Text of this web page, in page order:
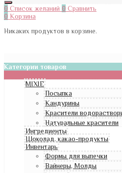
0 Список желаний 0 Сравнить
0 Корзина
Никаких продуктов в корзине.
Категории товаров
MIXIE
Посыпка
Кандурины
Красители
Натуральные красители
Ингредиенты
Шоколад, какао-продукты
Инвентарь
Формы для выпечки
Вайнеры, Молды